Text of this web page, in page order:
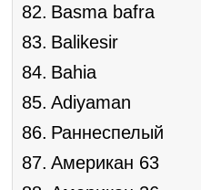
Basma bafra
Balikesir
Bahia
Adiyaman
Раннеспелый
Американ 63